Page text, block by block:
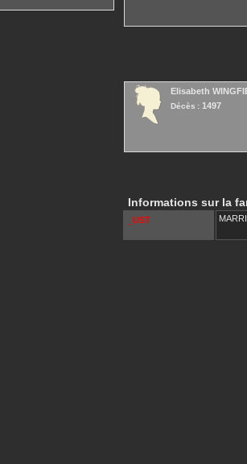
Elisabeth
Décès : 1497
Informations sur la
_UST